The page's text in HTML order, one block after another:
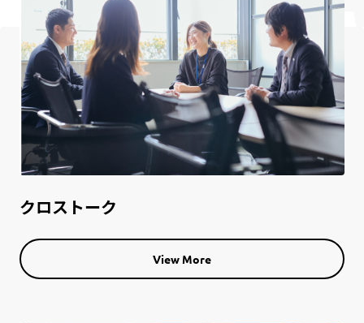
クロストーク
View More